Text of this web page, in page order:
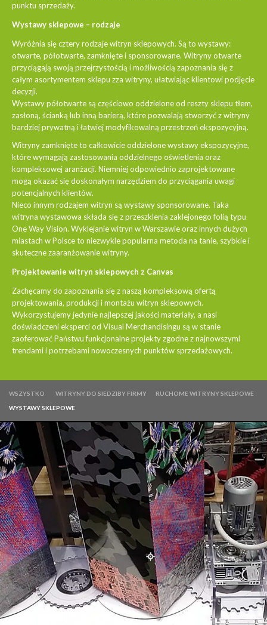
punktu sprzedaży.
Wystawy sklepowe – rodzaje
Wyróżnia się cztery rodzaje witryn sklepowych. Są to wystawy:
otwarte, półotwarte, zamknięte i sponsorowane. Witryny otwarte
przyciągają swoją przejrzystością i możliwością zapoznania się z
całym asortymentem sklepu zza witryny, ułatwiając klientowi podjęcie
decyzji.
Wystawy półotwarte są częściowo oddzielone od reszty sklepu tłem,
zasłoną, ścianką lub inną barierą, które pozwalają stworzyć z witryny
bardziej prywatną i łatwiej modyfikowalną przestrzeń ekspozycyjną.
Witryny zamknięte to całkowicie oddzielone wystawy ekspozycyjne,
które wymagają zastosowania oddzielnego oświetlenia oraz
kompleksowej aranżacji. Niemniej odpowiednio zaprojektowane
mogą okazać się doskonałym narzędziem do przyciągania uwagi
potencjalnych klientów.
Nieco innym rodzajem witryn są wystawy sponsorowane. Taka
witryna wystawowa składa się z przeszklenia zaklejonego folią typu
One Way Vision. Wyklejanie witryn w Warszawie oraz innych dużych
miastach w Polsce to niezwykle popularna metoda na tanie, szybkie i
skuteczne zaaranżowanie witryny.
Projektowanie witryn sklepowych z Canvas
Zachęcamy do zapoznania się z naszą kompleksową ofertą
projektowania, produkcji i montażu witryn sklepowych.
Wykorzystujemy jedynie najlepszej jakości materiały, a nasi
doświadczeni eksperci od Visual Merchandisingu są w stanie
zaoferować Państwu funkcjonalne projekty zgodne z najnowszymi
trendami i potrzebami nowoczesnych punktów sprzedażowych.
WSZYSTKO WITRYNY DO SIEDZIBY FIRMY
RUCHOME WITRYNY SKLEPOWE
WYSTAWY SKLEPOWE